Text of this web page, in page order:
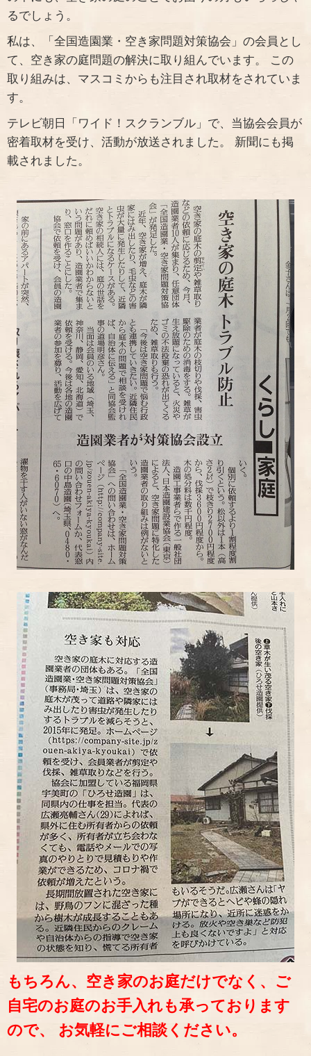
るでしょう。
私は、「全国造園業・空き家問題対策協会」の会員とし
て、空き家の庭問題の解決に取り組んでいます。 この
取り組みは、マスコミからも注目され取材をされていま
す。
テレビ朝日「ワイド！スクランブル」で、当協会会員が
密着取材を受け、活動が放送されました。 新聞にも掲
載されました。
もちろん、空き家のお庭だけでなく、ご
自宅のお庭のお手入れも承っております
ので、 お気軽にご相談ください。